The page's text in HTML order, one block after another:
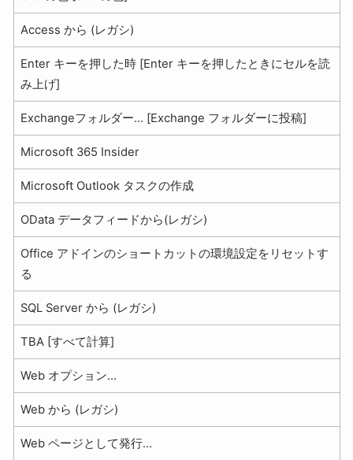
Access から (レガシ)
Enter キーを押した時 [Enter キーを押したときにセルを読
み上げ]
Exchangeフォルダー... [Exchange フォルダーに投稿]
Microsoft 365 Insider
Microsoft Outlook タスクの作成
OData データフィードから(レガシ)
Office アドインのショートカットの環境設定をリセットす
る
SQL Server から (レガシ)
TBA [すべて計算]
Web オプション...
Web から (レガシ)
Web ページとして発行...